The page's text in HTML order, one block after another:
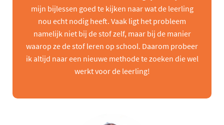
mijn bijlessen goed te kijken naar wat de leerling
nou echt nodig heeft. Vaak ligt het probleem
namelijk niet bij de stof zelf, maar bij de manier
waarop ze de stof leren op school. Daarom probeer
ik altijd naar een nieuwe methode te zoeken die wel
werkt voor de leerling!